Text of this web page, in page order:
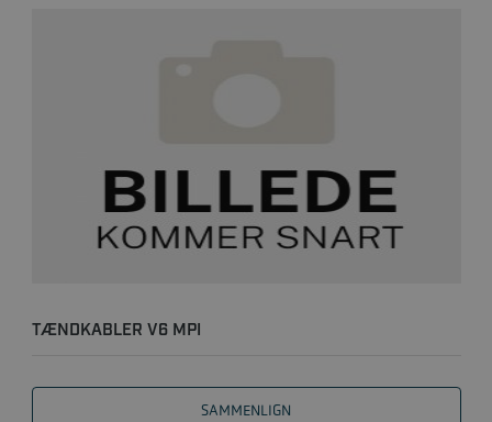
TÆNDKABLER V6 MPI
SAMMENLIGN